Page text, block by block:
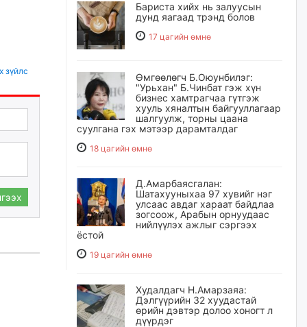
зүйлс
Бариста хийх нь залуусын
дунд яагаад трэнд болов
17 цагийн өмнө
Өмгөөлөгч Б.Оюунбилэг:
"Урьхан" Б.Чинбат гэж хүн
бизнес хамтрагчаа гүтгэж
хууль хяналтын байгууллагаар
шалгуулж, торны цаана
суулгана гэх мэтээр дарамталдаг
18 цагийн өмнө
Д.Амарбаясгалан:
Шатахууныхаа 97 хувийг нэг
улсаас авдаг хараат байдлаа
зогсоож, Арабын орнуудаас
нийлүүлэх ажлыг сэргээх
ёстой
19 цагийн өмнө
Худалдагч Н.Амарзаяа:
Дэлгүүрийн 32 хуудастай
өрийн дэвтэр долоо хоногт л
дүүрдэг